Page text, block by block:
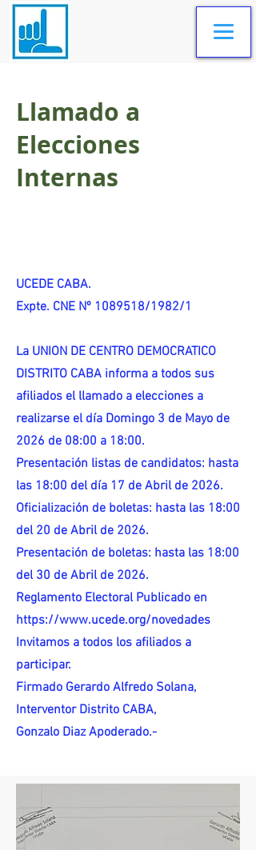
Llamado a
Elecciones
Internas
UCEDE CABA.
Expte. CNE Nº 1089518/1982/1
La UNION DE CENTRO DEMOCRATICO
DISTRITO CABA informa a todos sus
afiliados el llamado a elecciones a
realizarse el día Domingo 3 de Mayo de
2026 de 08:00 a 18:00.
Presentación listas de candidatos: hasta
las 18:00 del día 17 de Abril de 2026.
Oficialización de boletas: hasta las 18:00
del 20 de Abril de 2026.
Presentación de boletas: hasta las 18:00
del 30 de Abril de 2026.
Reglamento Electoral Publicado en
https://www.ucede.org/novedades
Invitamos a todos los afiliados a
participar.
Firmado Gerardo Alfredo Solana,
Interventor Distrito CABA,
Gonzalo Diaz Apoderado.-